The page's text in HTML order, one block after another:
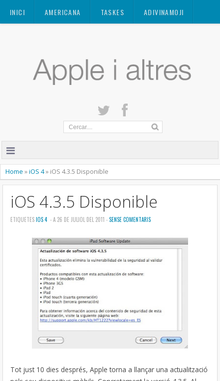
INICI AMERICANA TASKES ADIVINAMOJI
Home »iOS 4» iOS 4.3.5 Disponible
iOS 4.3.5 Disponible
ETIQUETESIOS 4 - A 26 DE JULIOL DEL 2011 -SENSE COMENTARIS
Tot just 10 dies després, Apple torna a llançar una actualització